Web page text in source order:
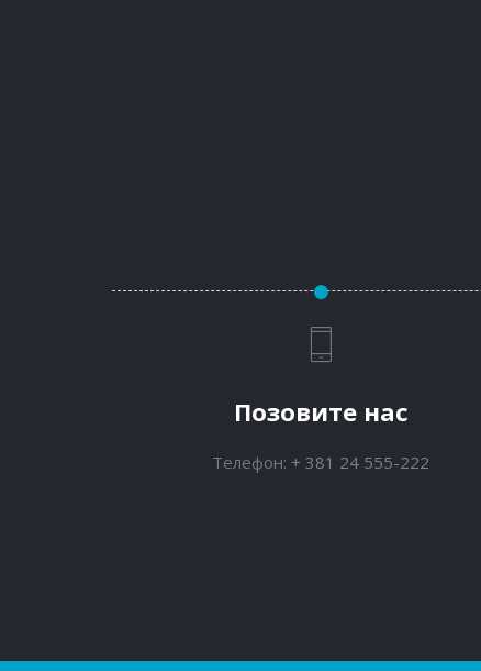
Позовите нас
Телефон: + 381 24 555-222